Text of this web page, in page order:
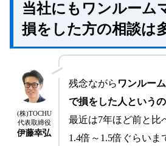
大規模修繕工事の計画を隠
要注意な不動産会社や営
ワンルームマンション投資で儲
早めに損切りをする
条件によってはタイミング
投資マンション専門会社
ワンルームマンション投資
当社にもワンルーム
損をした方の相談は
(株)TOCHU
代表取締役
伊藤幸弘
残念ながら ワンルー
で損をした人という
最近は7年ほど前と比
1.4倍～1.5倍ぐらいま